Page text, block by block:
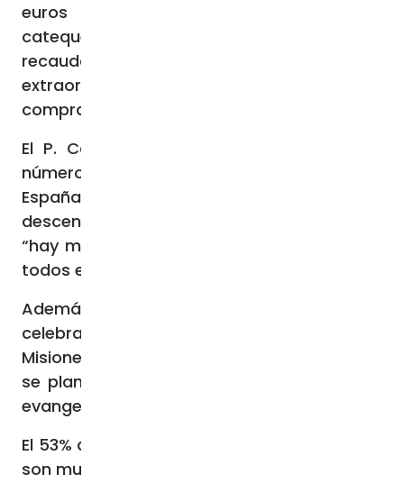
euros se destinaron a reforzar la
catequesis. Con la cuarta parte de lo
recaudado se financiaron proyectos
extraordinarios que incluyen equipamientos,
compra de vehículos o construcciones.
El P. Calderón recordó que hay “un gran
número de misioneros” procedentes de
España, aunque su cantidad “va
descendiendo poco a poco”. En todo caso,
“hay mucha fidelidad y mucha entrega” en
todos ellos, apostilló.
Además, expresó su deseo de que la
celebración de la Jornada Mundial de las
Misiones sirva para que haya jóvenes que
se planteen “participar de esta gran tarea
evangelizadora de la Iglesia”.
El 53% de los españoles en tierras de misión
son mujeres, y 6 de cada 10 están presentes